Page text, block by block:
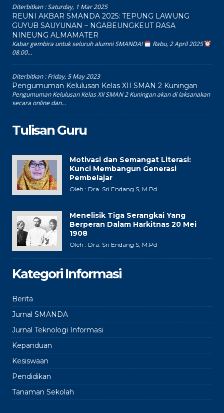
Diterbitkan :Saturday, 1 Mar 2025
REUNI AKBAR SMANDA 2025: TEPUNG LAWUNG
GUYUB SAUYUNAN – NGABEUNGKEUT RASA
NINEUNG ALMAMATER
Kabar gembira untuk seluruh alumni SMANDA!
Rabu, 2 April 2025
08.00...
Diterbitkan :Friday, 5 May 2023
Pengumuman Kelulusan Kelas XII SMAN 2 Kuningan
Pengumuman Kelulusan Kelas XII SMAN 2 Kuningan akan di laksanakan
secara online dan...
Tulisan Guru
Motivasi dan Semangat Literasi:
Kunci Membangun Generasi
Pembelajar
Oleh : Dra. Sri Endang S, M.Pd
Menelisik Tiga Serangkai Yang
Berperan Dalam Harkitnas 20 Mei
1908
Oleh : Dra. Sri Endang S, M.Pd
Kategori Informasi
Berita
Jurnal SMANDA
Jurnal Teknologi Informasi
Kepanduan
Kesiswaan
Pendidikan
Tanaman Sekolah